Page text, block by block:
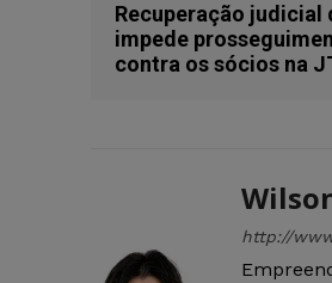
Recuperação judicial
impede
contra os sócios na
http://